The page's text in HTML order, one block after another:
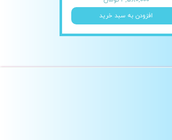
افزودن به سبد خرید